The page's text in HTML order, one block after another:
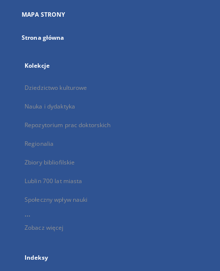
karcie
MAPA STRONY
Strona główna
Kolekcje
Dziedzictwo kulturowe
Nauka i dydaktyka
Repozytorium prac doktorskich
Regionalia
Zbiory bibliofilskie
Lublin 700 lat miasta
Społeczny wpływ nauki
...
Zobacz więcej
Indeksy